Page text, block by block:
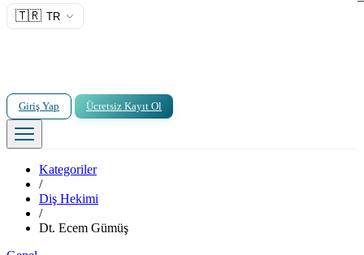
🇹🇷 TR
Giriş Yap Ücretsiz Kayıt Ol
Kategoriler
/
Diş Hekimi
/
Dt. Ecem Gümüş